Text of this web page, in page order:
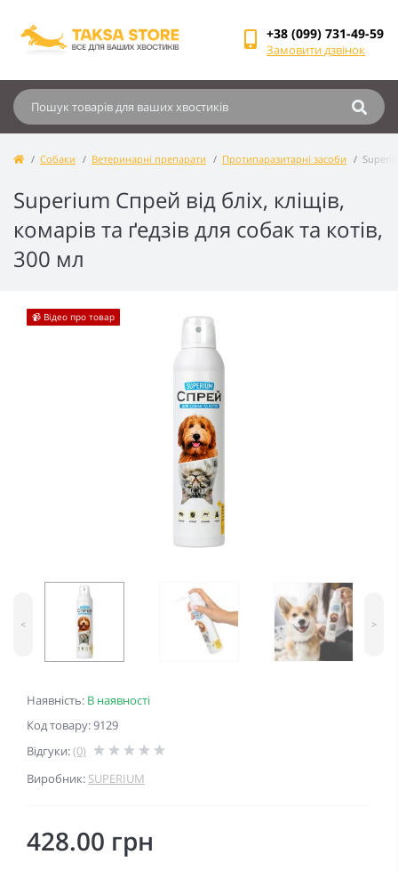
+38 (099) 731-49-59
Замовити дзвінок
Собаки Ветеринарні препарати Протипаразитарні засоби
Superium Спрей від бліх, кліщів,
комарів та ґедзів для собак та котів,
300 мл
Наявність: В наявності
Код товару: 9129
Відгуки:(0)
Виробник: SUPERIUM
📹 Відео про товар
< >
428.00 грн